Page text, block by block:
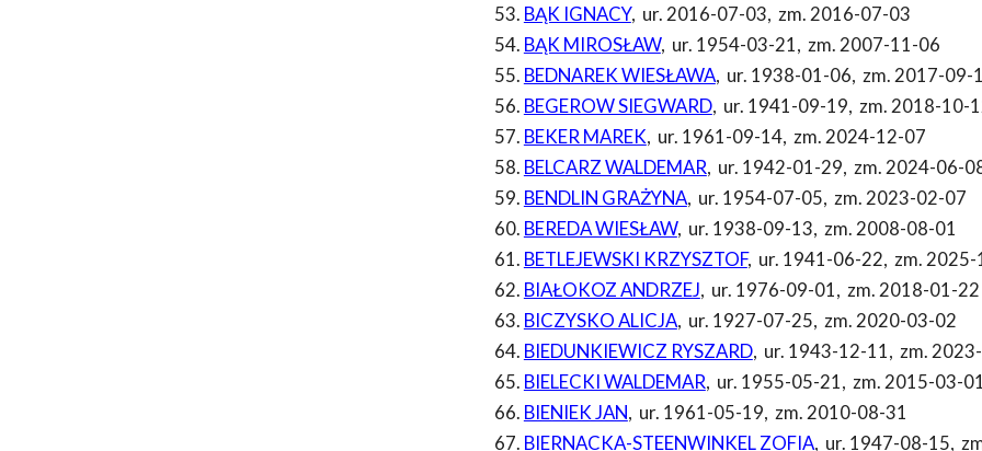
BĄK IGNACY, ur. 2016-07-03, zm. 2016-07-03
BĄK MIROSŁAW, ur. 1954-03-21, zm. 2007-11-06
BEDNAREK WIESŁAWA, ur. 1938-01-06, zm. 2017-09-
BEGEROW SIEGWARD, ur. 1941-09-19, zm. 2018-10-
BEKER MAREK, ur. 1961-09-14, zm. 2024-12-07
BELCARZ WALDEMAR, ur. 1942-01-29, zm. 2024-06-
BENDLIN GRAŻYNA, ur. 1954-07-05, zm. 2023-02-07
BEREDA WIESŁAW, ur. 1938-09-13, zm. 2008-08-01
BETLEJEWSKI KRZYSZTOF, ur. 1941-06-22, zm.
BIAŁOKOZ ANDRZEJ, ur. 1976-09-01, zm. 2018-01-22
BICZYSKO ALICJA, ur. 1927-07-25, zm. 2020-03-02
BIEDUNKIEWICZ RYSZARD, ur. 1943-12-11, zm.
BIELECKI WALDEMAR, ur. 1955-05-21, zm. 2015-03-01
BIENIEK JAN, ur. 1961-05-19, zm. 2010-08-31
BIERNACKA-STEENWINKEL ZOFIA, ur. 1947-08-15,